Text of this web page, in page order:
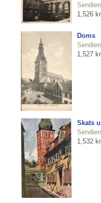
1,526
Doms
1,527
Skats
1,532